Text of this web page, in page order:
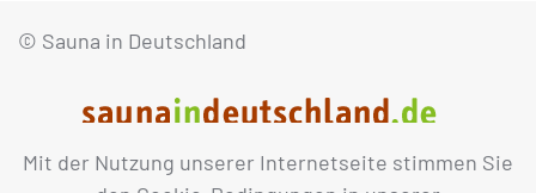
Mit der Nutzung unserer Internetseite stimmen Sie
© Sauna in Deutschland
IMPRESSUM DATENSCHUTZ